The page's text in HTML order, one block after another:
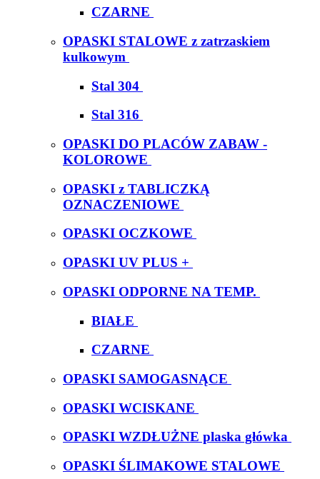
CZARNE
OPASKI STALOWE z zatrzaskiem
kulkowym
Stal 304
Stal 316
OPASKI DO PLACÓW ZABAW -
KOLOROWE
OPASKI z TABLICZKĄ
OZNACZENIOWE
OPASKI OCZKOWE
OPASKI UV PLUS +
OPASKI ODPORNE NA TEMP.
BIAŁE
CZARNE
OPASKI SAMOGASNĄCE
OPASKI WCISKANE
OPASKI WZDŁUŻNE plaska główka
OPASKI ŚLIMAKOWE STALOWE